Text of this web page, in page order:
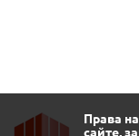
Права
сайте,